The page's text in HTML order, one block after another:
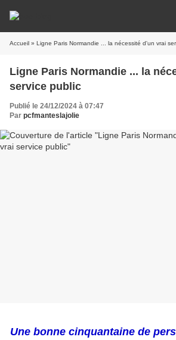
Accueil » Ligne Paris Normandie ... la nécessité d'un vrai
Ligne Paris Normandie ... la
service public
Publié le 24/12/2024 à 07:47
Par pcfmanteslajolie
Une bonne cinquantaine de